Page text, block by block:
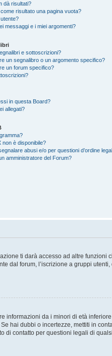
dà risultati?
risultato una pagina vuota?
messaggi e i miei argomenti?
e sottoscrizioni?
un segnalibro o un argomento specifico?
un forum specifico?
in questa Board?
allegati?
non è disponibile?
abusi e/o per questioni d’ordine
amministratore del Forum?
ti darà accesso ad altre funzioni
dal forum, l’iscrizione a gruppi
informazioni da i minori di età
hai dubbi o incertezze, mettiti in
di contatto per questioni legali di